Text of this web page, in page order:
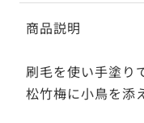
商品説明
刷毛を使い手塗り
松竹梅に小鳥を添